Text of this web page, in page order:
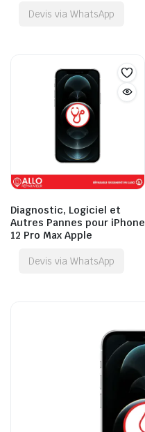
Devis via WhatsApp
Diagnostic, Logiciel et
Autres Pannes pour iPhone
12 Pro Max Apple
Devis via WhatsApp